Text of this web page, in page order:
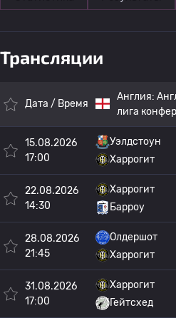
Трансляции
Дата / Время
Англия:
лига
15.08.2026
17:00
Уэлдстоун
Харрогит
22.08.2026
14:30
Харрогит
Барроу
28.08.2026
21:45
Олдершот
Харрогит
31.08.2026
17:00
Харрогит
Гейтсхед